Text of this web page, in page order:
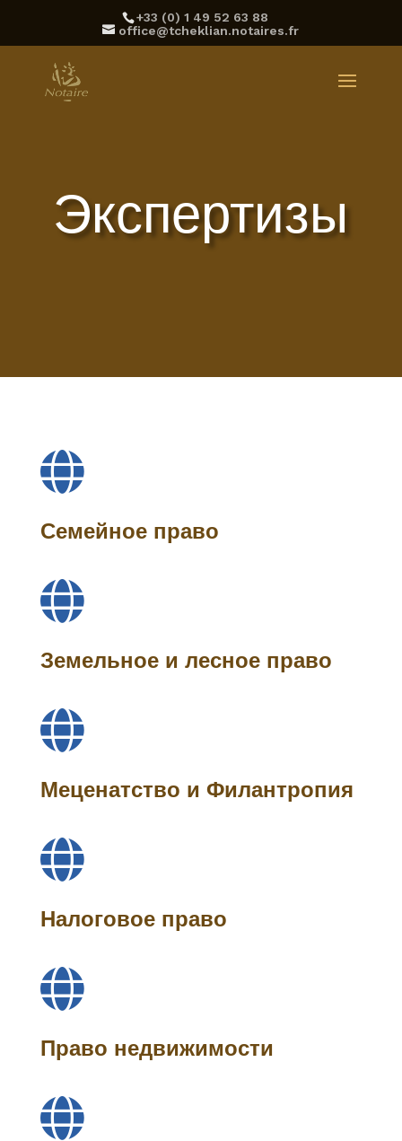
‪+33 (0) 1 49 52 63 88‬
office@tcheklian.notaires.fr
Экспертизы

Семейное право

Земельное и лесное право

Меценатство и Филантропия

Налоговое право

Право недвижимости
